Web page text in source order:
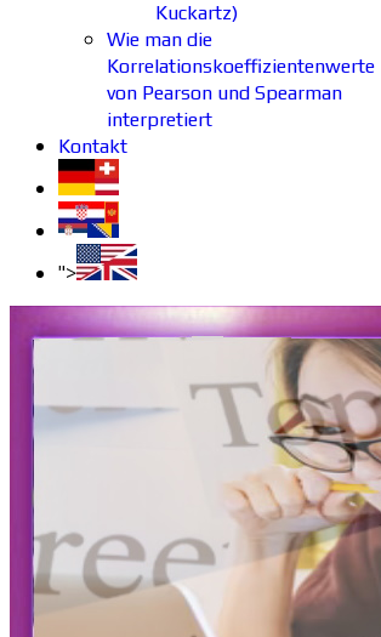
Kuckartz)
Wie man die
Korrelationskoeffizientenwerte
von Pearson und Spearman
interpretiert
Kontakt
">